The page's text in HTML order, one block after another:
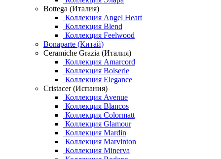
Bottega (Италия)
Коллекция Angel Heart
Коллекция Blend
Коллекция Feelwood
Bonaparte (Китай)
Ceramiche Grazia (Италия)
Коллекция Amarcord
Коллекция Boiserie
Коллекция Elegance
Cristacer (Испания)
Коллекция Avenue
Коллекция Blancos
Коллекция Colormatt
Коллекция Glamour
Коллекция Mardin
Коллекция Marvinton
Коллекция Minerva